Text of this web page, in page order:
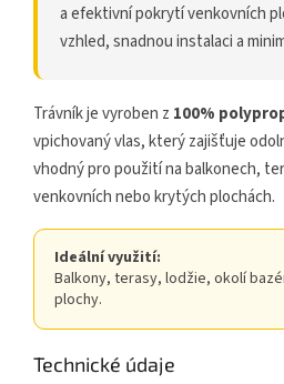
a efektivní pokrytí venkovních
vzhled, snadnou instalaci a
Trávník je vyroben z 100%
vpichovaný vlas, který zajišťuje
vhodný pro použití na balkonech,
venkovních nebo krytých plochách.
Ideální využití:
Balkony, terasy, lodžie, okolí
plochy.
Technické údaje